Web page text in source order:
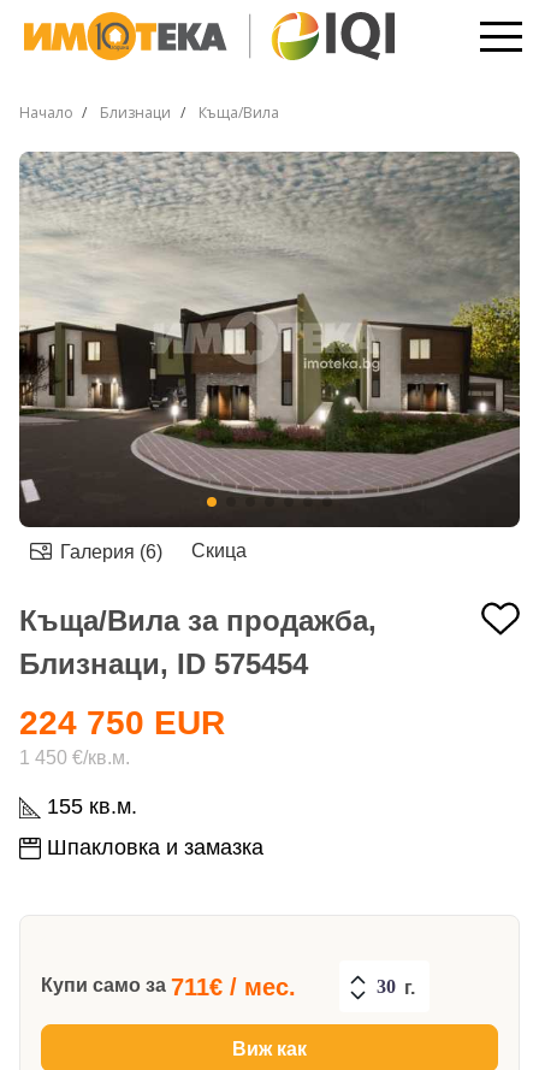
Начало Близнаци Къща/Вила
Галерия (6) Скица
Къща/Вила за продажба,
Близнаци, ID 575454
155 кв.м.
Шпакловка и замазка
224 750 EUR
1 450 €/кв.м.
Купи само за 711€ / мес. г.
Виж как